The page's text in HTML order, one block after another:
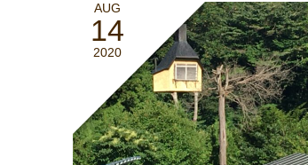
AUG
14
2020